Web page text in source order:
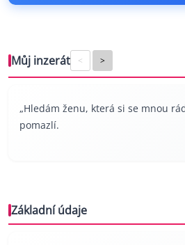
Můj inzerát < >
„Hledám ženu, která si se mnou
pomazlí.
Základní údaje